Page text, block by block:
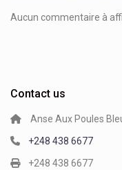
Aucun commentaire à
Contact us
Anse Aux Poules
+248 438 6677
+248 438 6677